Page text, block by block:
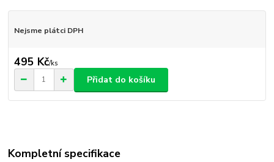
Nejsme plátci DPH
495 Kč/ks
Přidat do košíku
Kompletní specifikace